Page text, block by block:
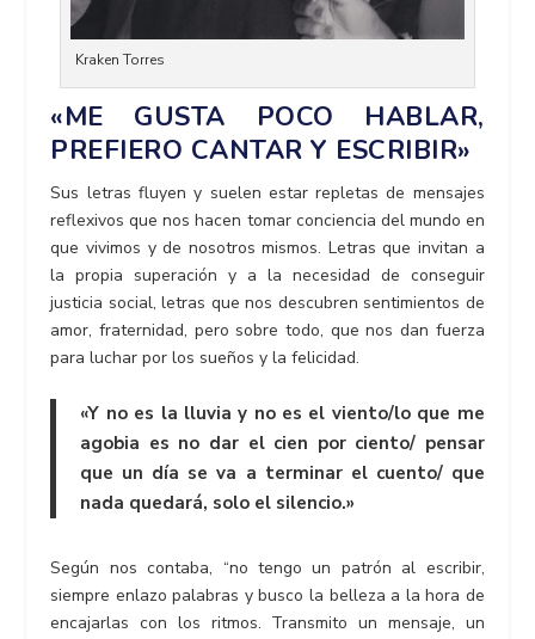
Kraken Torres
«ME GUSTA POCO HABLAR,
PREFIERO CANTAR Y ESCRIBIR»
Sus letras fluyen y suelen estar repletas de mensajes
reflexivos que nos hacen tomar conciencia del mundo en
que vivimos y de nosotros mismos. Letras que invitan a
la propia superación y a la necesidad de conseguir
justicia social, letras que nos descubren sentimientos de
amor, fraternidad, pero sobre todo, que nos dan fuerza
para luchar por los sueños y la felicidad.
«Y no es la lluvia y no es el viento/lo que me
agobia es no dar el cien por ciento/ pensar
que un día se va a terminar el cuento/ que
nada quedará, solo el silencio.»
Según nos contaba, “no tengo un patrón al escribir,
siempre enlazo palabras y busco la belleza a la hora de
encajarlas con los ritmos. Transmito un mensaje, un